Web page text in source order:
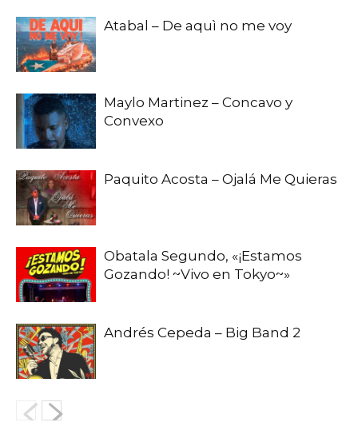
Atabal – De aquì no me voy
Maylo Martinez – Concavo y
Convexo
Paquito Acosta – Ojalá Me Quieras
Obatala Segundo, «¡Estamos
Gozando! ~Vivo en Tokyo~»
Andrés Cepeda – Big Band 2